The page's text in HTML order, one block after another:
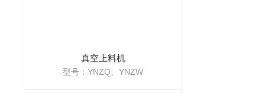
真空上料机
型号：YNZQ、YNZW